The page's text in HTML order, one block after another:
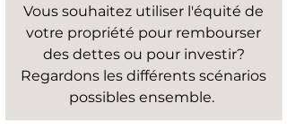
Vous souhaitez utiliser l'équité de
votre propriété pour rembourser
des dettes ou pour investir?
Regardons les différents scénarios
possibles ensemble.